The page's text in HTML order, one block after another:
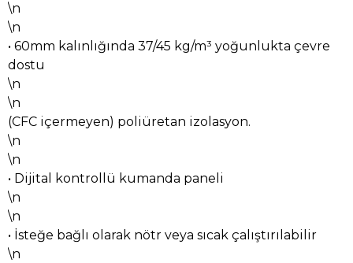
\n
\n
• 60mm kalınlığında 37/45 kg/m³ yoğunlukta çevre
dostu
\n
\n
(CFC içermeyen) poliüretan izolasyon.
\n
\n
• Dijital kontrollü kumanda paneli
\n
\n
• İsteğe bağlı olarak nötr veya sıcak çalıştırılabilir
\n